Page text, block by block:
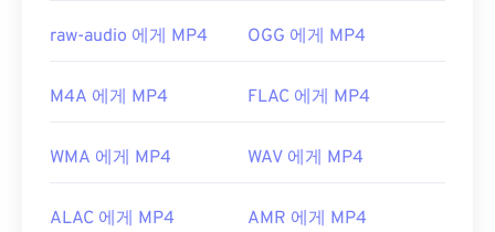
유용한 링크:
https://mpeg.chiariglione.org/standards/mpeg-
raw-audio 에게 MP4 OGG 에게 MP4
M4A 에게 MP4 FLAC 에게 MP4
WMA 에게 MP4 WAV 에게 MP4
ALAC 에게 MP4 AMR 에게 MP4